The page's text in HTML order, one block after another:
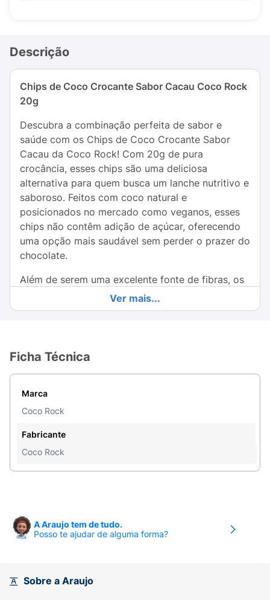
Descrição
Chips de Coco Crocante Sabor Cacau Coco Rock
20g
Descubra a combinação perfeita de sabor e
saúde com os Chips de Coco Crocante Sabor
Cacau da Coco Rock! Com 20g de pura
crocância, esses chips são uma deliciosa
alternativa para quem busca um lanche nutritivo e
saboroso. Feitos com coco natural e
posicionados no mercado como veganos, esses
chips não contêm adição de açúcar, oferecendo
uma opção mais saudável sem perder o prazer do
chocolate.
Além de serem uma excelente fonte de fibras, os
Chips de Coco Crocante garantem saciedade e
oferecem a energia necessária para o seu dia a
saladas, ou adicionados ao seu iogurte e
Com o cuidado e qualidade da Coco Rock, esses
chips são uma perfeita combinação de sabor
Chips de Coco Sabor Cacau à sua rotina e
descubra um novo favorito saudável! Deixe-se
Ver mais...
Ficha Técnica
Marca
Coco Rock
Fabricante
Coco Rock
A Araujo tem de tudo.
Posso te ajudar de alguma forma?
Sobre a Araujo